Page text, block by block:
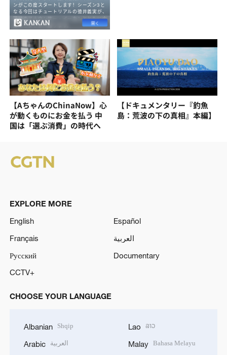
【AちゃんのChinaNow】心
が動くものにお金を払う 中
国は「選ぶ消費」の時代へ
【ドキュメンタリー『釣魚
島：荒波の下の真相』本編】
EXPLORE MORE
English
Español
Français
العربية
Русский
Documentary
CCTV+
CHOOSE YOUR LANGUAGE
Albanian Shqip
Arabic العربية
Lao ລາວ
Malay Bahasa Melayu